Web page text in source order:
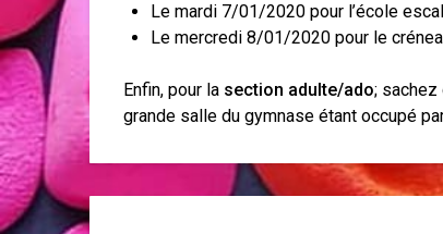
Le mardi 7/01/2020 pour l’école
Le mercredi 8/01/2020 pour le
Enfin, pour la section adulte/ado; sachez
grande salle du gymnase étant occupé